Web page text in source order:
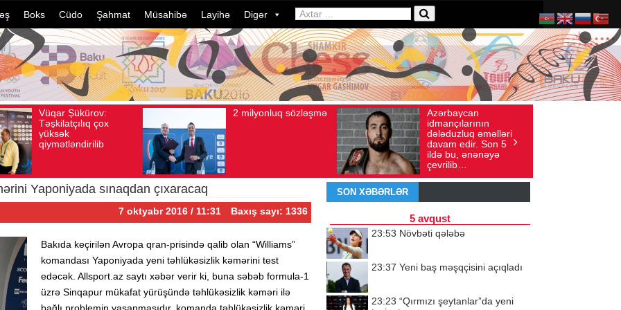
Boks Cüdo Şahmat Müsahibə Layihə Digər
2 milyonluq sözləşmə
Baxış sayı: 80
Avqust 04, 2026
Azərbaycan
idmançılarının
dələduzluq əməlləri
davam edir. Son 5
ildə bu, ənənəyə
Baxış sayı: 136
Avqust 04, 2026
Ad gününü vətənində
qeyd etməsə də,
ürəyi hər zaman
doğma yurdu ilə
döyünür
İyul 30, 2026
Yaponiyada sınaqdan çıxaracaq
7 oktyabr 2016 / 11:31 Baxış sayı: 1336
Bakıda keçirilən Avropa qran-prisində qalib olan “Williams”
komandası Yaponiyada yeni təhlükəsizlik kəmərini test
edəcək. Allsport.az saytı xəbər verir ki, buna səbəb formula-1
üzrə Sinqapur mükafat yürüşündə təhlükəsizlik kəməri ilə
SON XƏBƏRLƏR
5 avqust
23:53 Növbəti qələbə
23:37 Yeni baş məşqçisini açıqladı
23:23 “Qırmızı şeytanlar”da yeni